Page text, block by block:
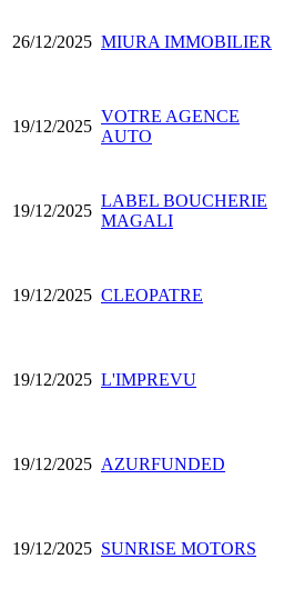
26/12/2025 MIURA IMMOBILIER
19/12/2025
VOTRE AGENCE
AUTO
19/12/2025
LABEL BOUCHERIE
MAGALI
19/12/2025 CLEOPATRE
19/12/2025 L'IMPREVU
19/12/2025 AZURFUNDED
19/12/2025 SUNRISE MOTORS